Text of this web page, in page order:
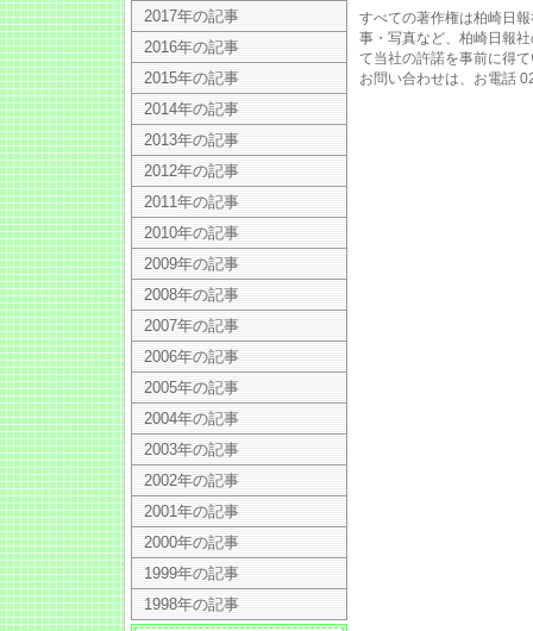
すべての著作権は柏崎日
事・写真など、柏崎日報
て当社の許諾を事前に得
お問い合わせは、お電話
2017年の記事
2016年の記事
2015年の記事
2014年の記事
2013年の記事
2012年の記事
2011年の記事
2010年の記事
2009年の記事
2008年の記事
2007年の記事
2006年の記事
2005年の記事
2004年の記事
2003年の記事
2002年の記事
2001年の記事
2000年の記事
1999年の記事
1998年の記事